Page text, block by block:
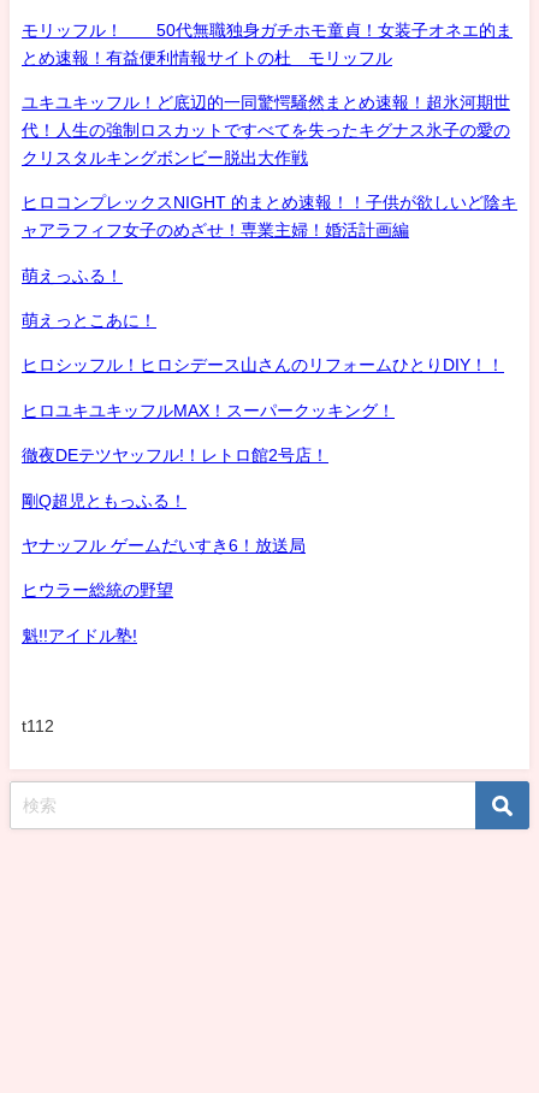
モリッフル！ 50代無職独身ガチホモ童貞！女装子オネエ的ま
とめ速報！有益便利情報サイトの杜 モリッフル
ユキユキッフル！ど底辺的一同驚愕騒然まとめ速報！超氷河期世
代！人生の強制ロスカットですべてを失ったキグナス氷子の愛の
クリスタルキングボンビー脱出大作戦
ヒロコンプレックスNIGHT 的まとめ速報！！子供が欲しいど陰キ
ャアラフィフ女子のめざせ！専業主婦！婚活計画編
萌えっふる！
萌えっとこあに！
ヒロシッフル！ヒロシデース山さんのリフォームひとりDIY！！
ヒロユキユキッフルMAX！スーパークッキング！
徹夜DEテツヤッフル!！レトロ館2号店！
剛Q超児ともっふる！
ヤナッフル ゲームだいすき6！放送局
ヒウラー総統の野望
魁!!アイドル塾!
t112